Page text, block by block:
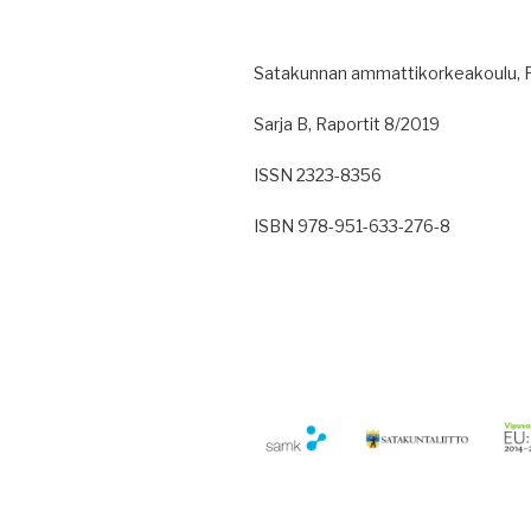
Satakunnan ammattikorkeakoulu,
Sarja B, Raportit 8/2019
ISSN 2323-8356
ISBN 978-951-633-276-8